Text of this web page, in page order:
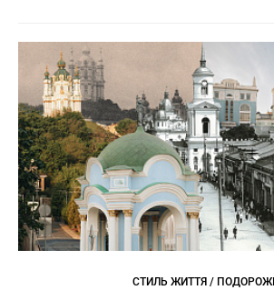
СТИЛЬ ЖИТТЯ / ПОДОРОЖІ